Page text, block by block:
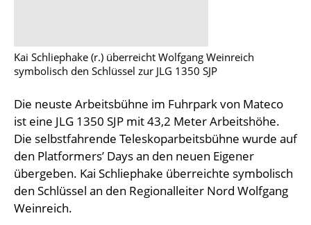
Kai Schliephake (r.) überreicht Wolfgang Weinreich
symbolisch den Schlüssel zur JLG 1350 SJP
Die neuste Arbeitsbühne im Fuhrpark von Mateco
ist eine JLG 1350 SJP mit 43,2 Meter Arbeitshöhe.
Die selbstfahrende Teleskoparbeitsbühne wurde auf
den Platformers’ Days an den neuen Eigener
übergeben. Kai Schliephake überreichte symbolisch
den Schlüssel an den Regionalleiter Nord Wolfgang
Weinreich.